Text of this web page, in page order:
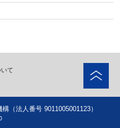
て
（法人番号 9011005001123）